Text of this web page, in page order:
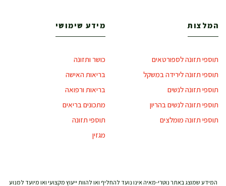
המלצות
תוספי תזונה לספורטאים
תוספי תזונה לירידה במשקל
תוספי תזונה לנשים
תוספי תזונה לנשים בהריון
תוספי תזונה מומלצים
מידע שימושי
כושר ותזונה
בריאות האישה
בריאות ורפואה
מתכונים בריאים
תוספי תזונה
מגזין
המידע שמוצג באתר נוטרי-מאיה אינו נועד להחליף ואו להוות ייעוץ מקצועי ואו מיועד למנוע